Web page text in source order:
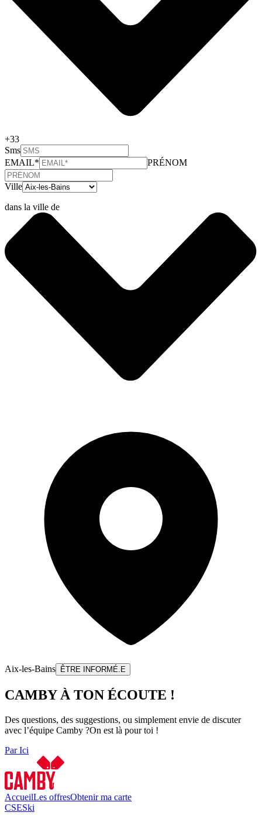
+33
Sms
EMAIL*
PRÉNOM
Ville
dans la ville de
Aix-les-Bains ÊTRE INFORMÉ.E
CAMBY À TON ÉCOUTE !
Des questions, des suggestions, ou simplement envie de discuter
avec l’équipe Camby ?On est là pour toi !
Par Ici
AccueilLes offresObtenir ma carte
CSESki